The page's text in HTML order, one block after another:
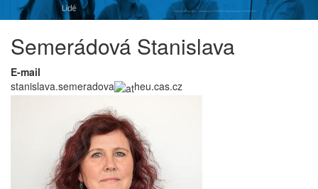
Semerádová Stanislava
E-mail
stanislava.semeradova
heu.cas.cz